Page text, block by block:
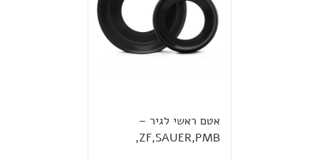
אטם ראשי לגיר –
ZF,SAUER,PMB,